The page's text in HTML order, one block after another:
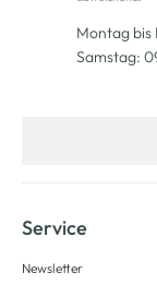
Montag
Samstag:
Service
Newsletter